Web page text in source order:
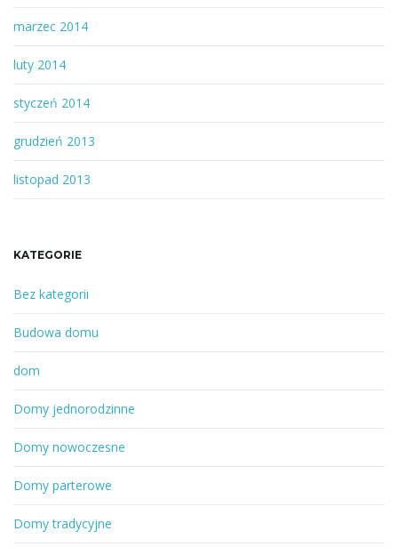
marzec 2014
luty 2014
styczeń 2014
grudzień 2013
listopad 2013
KATEGORIE
Bez kategorii
Budowa domu
dom
Domy jednorodzinne
Domy nowoczesne
Domy parterowe
Domy tradycyjne